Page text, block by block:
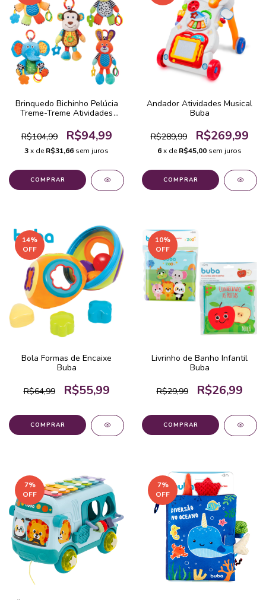
Brinquedo Bichinho Pelúcia
Treme-Treme Atividades
R$104,99
R$94,99
3x deR$31,66 sem juros
COMPRAR
Andador Atividades Musical
Buba
R$289,99 R$269,99
6x deR$45,00 sem juros
14%
OFF
Bola Formas de Encaixe
Buba
R$64,99 R$55,99
10%
OFF
Livrinho de Banho Infantil
Buba
R$29,99 R$26,99
COMPRAR
7%
OFF
7%
OFF